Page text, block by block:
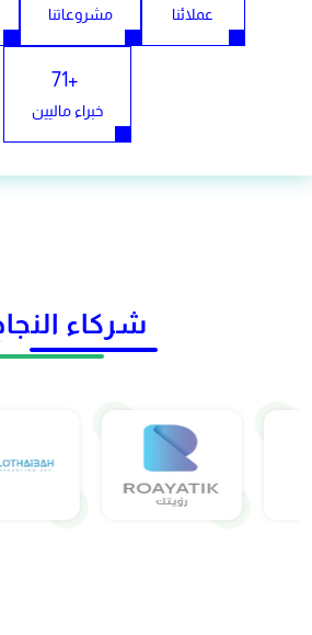
عملائنا مشروعاتنا
71
خبراء ماليين
شركاء النجاح